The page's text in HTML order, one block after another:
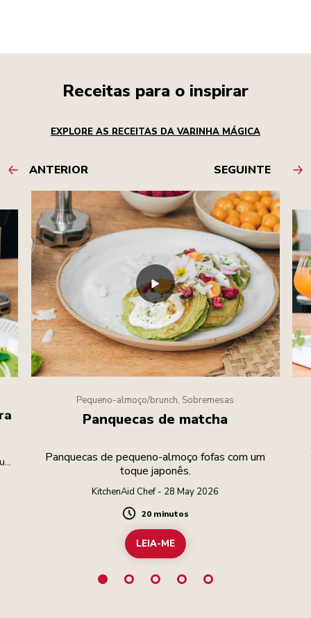
Receitas para o inspirar
EXPLORE AS RECEITAS DA VARINHA MÁGICA
ANTERIOR SEGUINTE
Pequeno-almoço/brunch, Sobremesas
Panquecas de matcha
Panquecas de pequeno-almoço fofas com um
toque japonês.
KitchenAid Chef - 28 May 2026
Duration
20 minutos
LEIA-ME